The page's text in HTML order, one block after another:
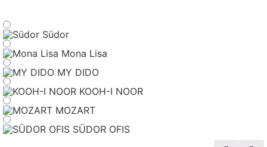
Südor
Mona Lisa
MY DIDO
KOOH-I NOOR
MOZART
SÜDOR OFIS